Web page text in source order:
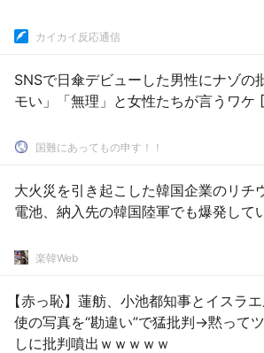
カイカイ反応通信
SNSで日傘デビューした男性にナゾの
モい」「無理」と女性たちが言うワケ
国難にあってもの申す！！
大火災を引き起こした韓国企業のリチ
電池、納入先の韓国陸軍でも爆発して
楽韓Web
【赤っ恥】蓮舫、小池都知事とイスラ
使の写真を“勘違い”で猛批判→黙って
しに批判噴出ｗｗｗｗｗ